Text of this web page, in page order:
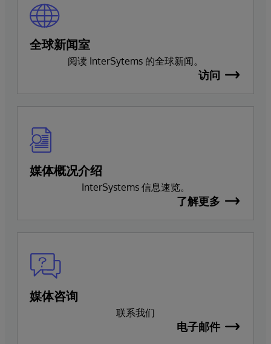
全球新闻室
阅读 InterSytems 的全球新闻。
访问
媒体概况介绍
InterSystems 信息速览。
了解更多
媒体咨询
联系我们
电子邮件